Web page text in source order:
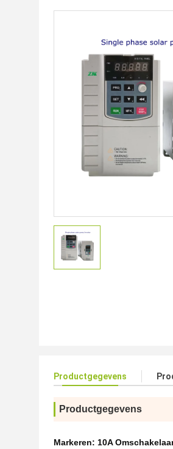
Productgegevens
Productgegevens
Markeren: 10A